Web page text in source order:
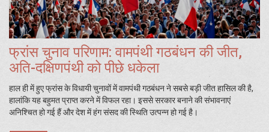
फ्रांस चुनाव परिणाम: वामपंथी गठबंधन की जीत,
अति-दक्षिणपंथी को पीछे धकेला
हाल ही में हुए फ्रांस के विधायी चुनावों में वामपंथी गठबंधन ने सबसे बड़ी जीत हासिल की है,
हालांकि यह बहुमत प्राप्त करने में विफल रहा। इससे सरकार बनाने की संभावनाएं
अनिश्चित हो गई हैं और देश में हंग संसद की स्थिति उत्पन्न हो गई है।